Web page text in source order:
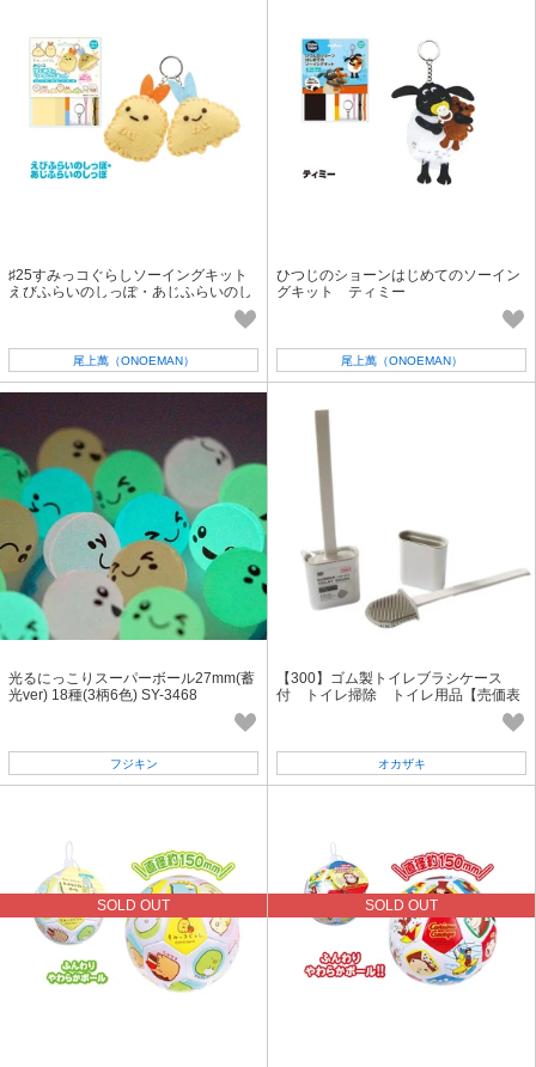
♯25すみっコぐらしソーイングキット
えびふらいのしっぽ・あじふらいのし
尾上萬（ONOEMAN）
ひつじのショーンはじめてのソーイン
グキット ティミー
尾上萬（ONOEMAN）
光るにっこりスーパーボール27mm(蓄
光ver) 18種(3柄6色) SY-3468
フジキン
【300】ゴム製トイレブラシケース
付 トイレ掃除 トイレ用品【売価表
オカザキ
SOLD OUT SOLD OUT